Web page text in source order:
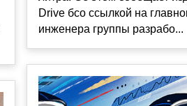
Drive бсо ссылкой на
инженера группы разрабо...